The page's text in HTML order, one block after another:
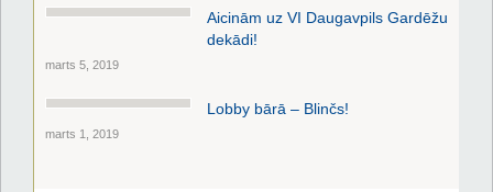
Aicinām uz VI Daugavpils Gardēžu
dekādi!
marts 5, 2019
Lobby bārā – Blinčs!
marts 1, 2019